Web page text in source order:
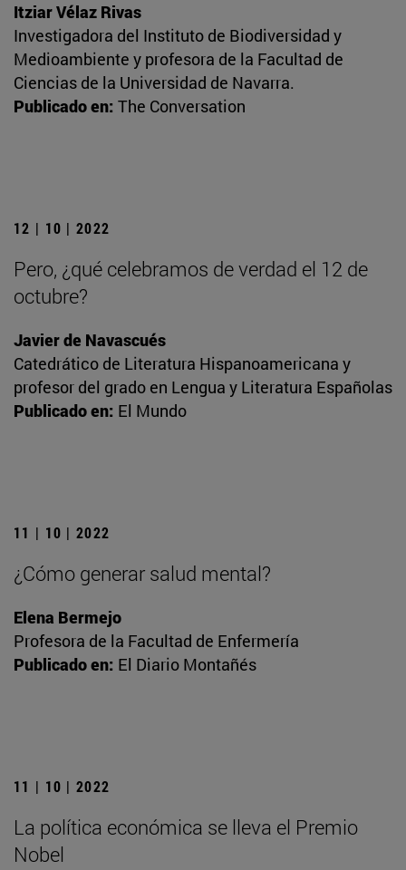
Itziar Vélaz Rivas
Investigadora del Instituto de Biodiversidad y
Medioambiente y profesora de la Facultad de
Ciencias de la Universidad de Navarra.
Publicado en: The Conversation
12 | 10 | 2022
Pero, ¿qué celebramos de verdad el 12 de
octubre?
Javier de Navascués
Catedrático de Literatura Hispanoamericana y
profesor del grado en Lengua y Literatura Españolas
Publicado en: El Mundo
11 | 10 | 2022
¿Cómo generar salud mental?
Elena Bermejo
Profesora de la Facultad de Enfermería
Publicado en: El Diario Montañés
11 | 10 | 2022
La política económica se lleva el Premio
Nobel